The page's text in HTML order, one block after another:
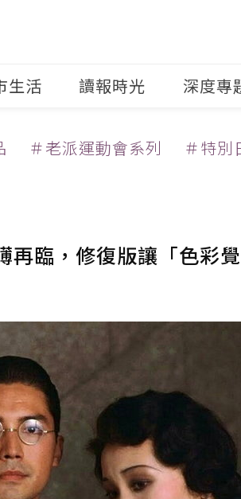
生活 讀報時光 深度專
＃老派運動會系列 ＃特別
再臨，修復版讓「色彩覺